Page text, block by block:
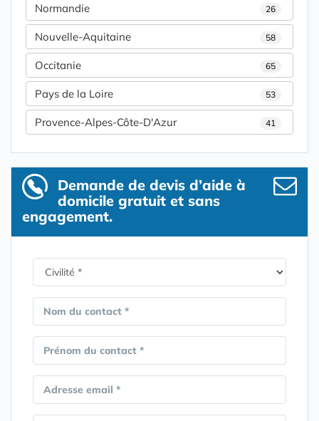
Normandie 26
Nouvelle-Aquitaine 58
Occitanie 65
Pays de la Loire 53
Provence-Alpes-Côte-D'Azur 41
Demande de devis d’aide à
domicile gratuit et sans
engagement.
Nom du contact *
Prénom du contact *
Adresse email *